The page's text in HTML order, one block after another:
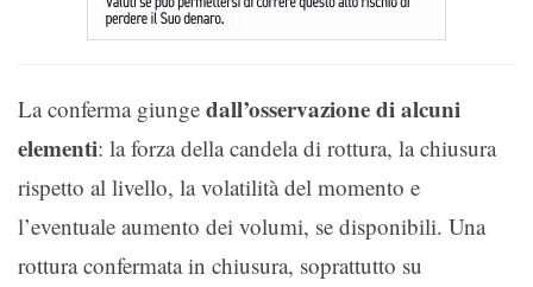
La conferma giunge dall’osservazione di alcuni
elementi: la forza della candela di rottura, la chiusura
rispetto al livello, la volatilità del momento e
l’eventuale aumento dei volumi, se disponibili. Una
rottura confermata in chiusura, soprattutto su